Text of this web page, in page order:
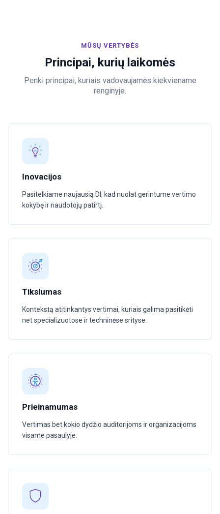
MŪSŲ VERTYBĖS
Principai, kurių laikomės
Penki principai, kuriais vadovaujamės kiekviename
renginyje.
Inovacijos
Pasitelkiame naujausią DI, kad nuolat gerintume vertimo
kokybę ir naudotojų patirtį.
Tikslumas
Kontekstą atitinkantys vertimai, kuriais galima pasitikėti
net specializuotose ir techninėse srityse.
Prieinamumas
Vertimas bet kokio dydžio auditorijoms ir organizacijoms
visame pasaulyje.